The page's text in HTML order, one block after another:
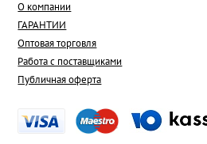
О компании
ГАРАНТИИ
Оптовая торговля
Работа с поставщиками
Публичная оферта